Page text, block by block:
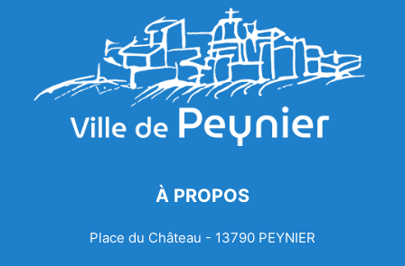
À PROPOS
Place du Château - 13790 PEYNIER